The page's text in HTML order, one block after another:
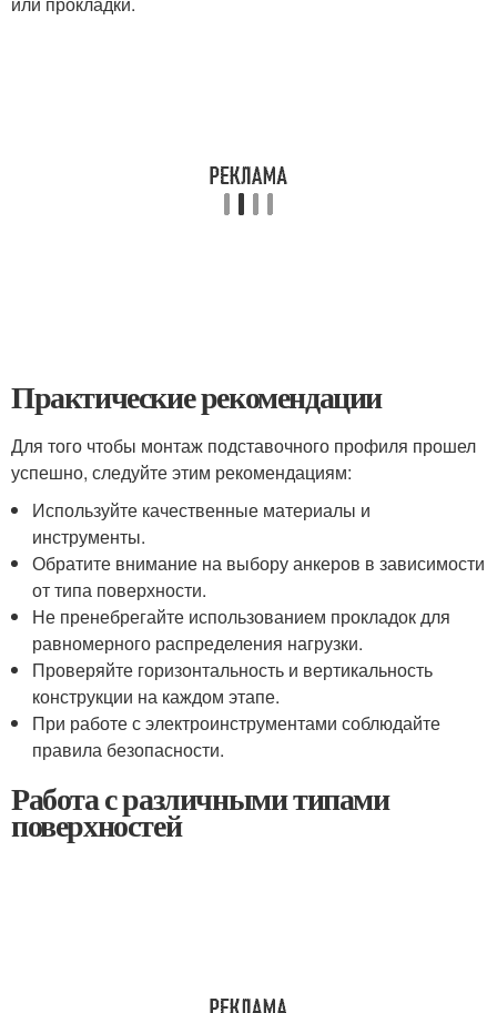
Практические рекомендации
Для того чтобы монтаж подставочного профиля прошел
успешно, следуйте этим рекомендациям:
Используйте качественные материалы и
инструменты.
Обратите внимание на выбору анкеров в зависимости
от типа поверхности.
Не пренебрегайте использованием прокладок для
равномерного распределения нагрузки.
Проверяйте горизонтальность и вертикальность
конструкции на каждом этапе.
При работе с электроинструментами соблюдайте
правила безопасности.
Работа с различными типами
поверхностей